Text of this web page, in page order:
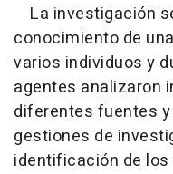
La investigación
conocimiento de
varios individuos y
agentes analizaron
diferentes fuentes
gestiones de
identificación de